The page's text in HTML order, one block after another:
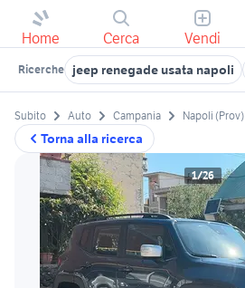
Home Cerca Vendi
Ricerche jeep renegade usata napoli
Torna alla ricerca
Subito Auto Campania Napoli (Prov)
1/26